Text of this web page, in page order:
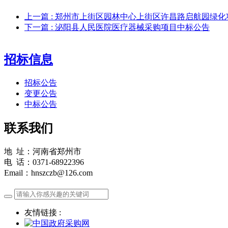
上一篇 : 郑州市上街区园林中心上街区许昌路启航园绿
下一篇 : 泌阳县人民医院医疗器械采购项目中标公告
招标信息
招标公告
变更公告
中标公告
联系我们
地 址：河南省郑州市
电 话：0371-68922396
Email：hnszczb@126.com
友情链接 :